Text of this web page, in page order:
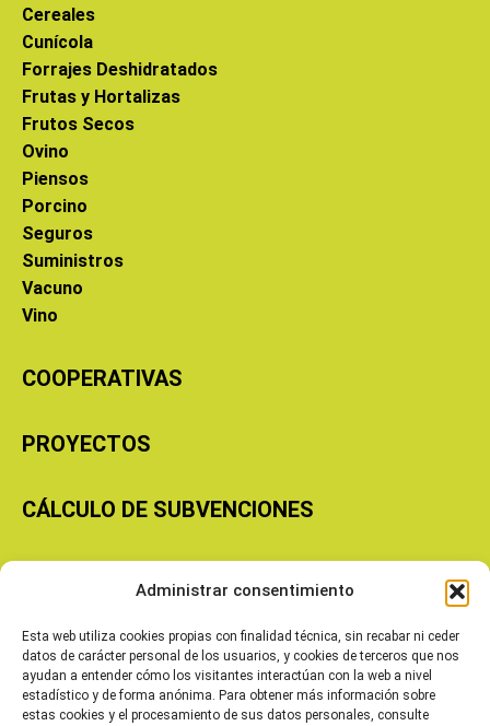
Administrar consentimiento
Esta web utiliza cookies propias con finalidad técnica, sin recabar ni ceder
datos de carácter personal de los usuarios, y cookies de terceros que nos
ayudan a entender cómo los visitantes interactúan con la web a nivel
estadístico y de forma anónima. Para obtener más información sobre
estas cookies y el procesamiento de sus datos personales, consulte
Cereales
Cunícola
Forrajes Deshidratados
Frutas y Hortalizas
Frutos Secos
Ovino
Piensos
Porcino
Seguros
Suministros
Vacuno
Vino
COOPERATIVAS
PROYECTOS
CÁLCULO DE SUBVENCIONES